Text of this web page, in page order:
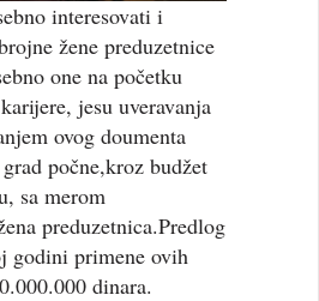
interesovati i
žene preduzetnice
one na početku
jesu uveravanja
ovog doumenta
počne,kroz budžet
sa merom
preduzetnica.Predlog
godini primene ovih
dinara.